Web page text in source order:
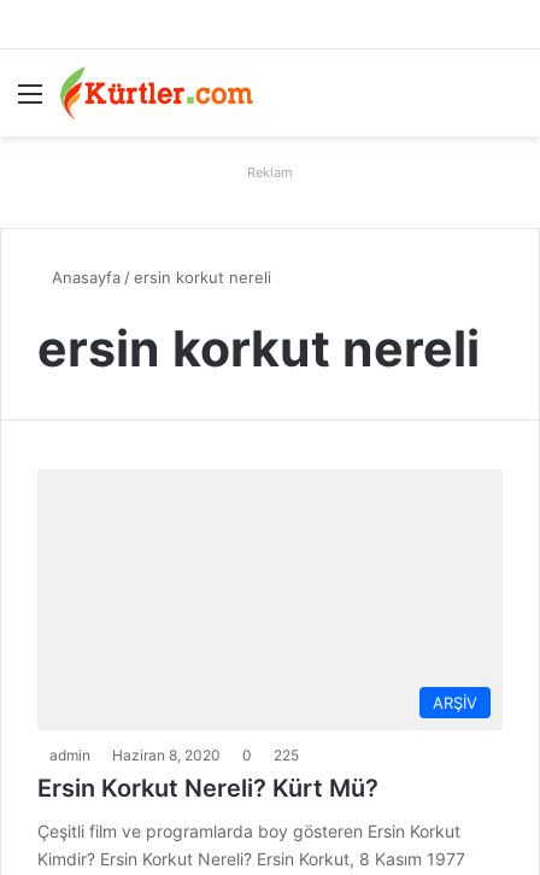
Menü
Reklam
Anasayfa /ersin korkut nereli
ersin korkut nereli
ARŞİV
admin Haziran 8, 2020 0 225
Ersin Korkut Nereli? Kürt Mü?
Çeşitli film ve programlarda boy gösteren Ersin Korkut
Kimdir? Ersin Korkut Nereli? Ersin Korkut, 8 Kasım 1977